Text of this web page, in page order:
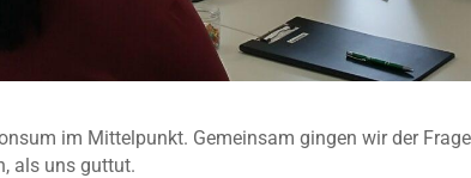
im Mittelpunkt. Gemeinsam gingen wir der
als uns guttut.